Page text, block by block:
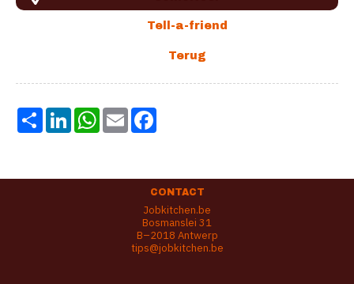
Share LinkedInWhatsApp
Email
CONTACT
Jobkitchen.be
Bosmanslei 31
B–2018 Antwerp
tips@jobkitchen.be